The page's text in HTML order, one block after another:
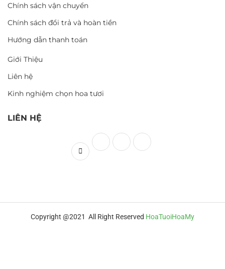
Chính sách vận chuyển
Chính sách đổi trả và hoàn tiền
Hướng dẫn thanh toán
Giới Thiệu
Liên hệ
Kinh nghiệm chọn hoa tươi
LIÊN HỆ
Copyright @2021 All Right Reserved HoaTuoiHoaMy